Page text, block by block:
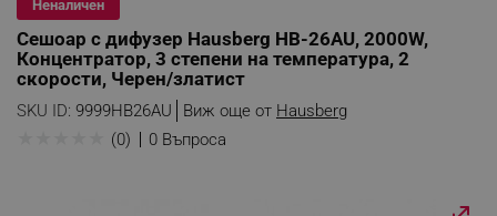
Неналичен
Сешоар с дифузер Hausberg HB-26AU, 2000W,
Концентратор, 3 степени на температура, 2
скорости, Черен/златист
SKU ID: 9999HB26AU Виж още от Hausberg
(0) 0 Въпроса